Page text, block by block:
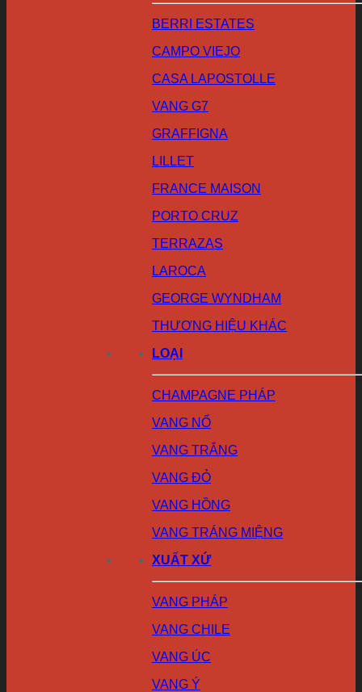
BERRI ESTATES
CAMPO VIEJO
CASA LAPOSTOLLE
VANG G7
GRAFFIGNA
LILLET
FRANCE MAISON
PORTO CRUZ
TERRAZAS
LAROCA
GEORGE WYNDHAM
THƯƠNG HIỆU KHÁC
LOẠI
CHAMPAGNE PHÁP
VANG NỔ
VANG TRẮNG
VANG ĐỎ
VANG HỒNG
VANG TRÁNG MIỆNG
XUẤT XỨ
VANG PHÁP
VANG CHILE
VANG ÚC
VANG Ý